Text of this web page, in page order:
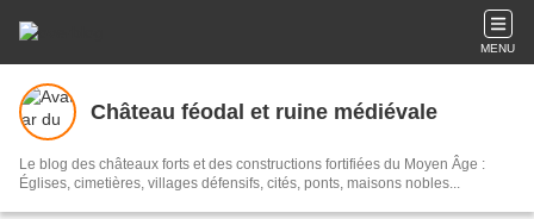
MENU
Château féodal et ruine médiévale
Le blog des châteaux forts et des constructions fortifiées du Moyen Âge :
Églises, cimetières, villages défensifs, cités, ponts, maisons nobles...